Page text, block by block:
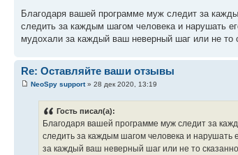
Благодаря вашей программе муж следит за
следить за каждым шагом человека и нарушать
мудохали за каждый ваш неверный шаг или не то
Re: Оставляйте ваши отзывы
NeoSpy support» 28 дек 2020, 13:19
Гость писал(а):
Благодаря вашей программе муж следит за
следить за каждым шагом человека и
за каждый ваш неверный шаг или не то